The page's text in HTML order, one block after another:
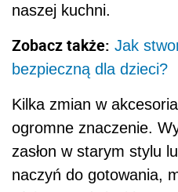
naszej kuchni.
Zobacz także: Jak
bezpieczną dla dzieci?
Kilka zmian w
ogromne znaczenie.
zasłon w starym stylu
naczyń do gotowania,